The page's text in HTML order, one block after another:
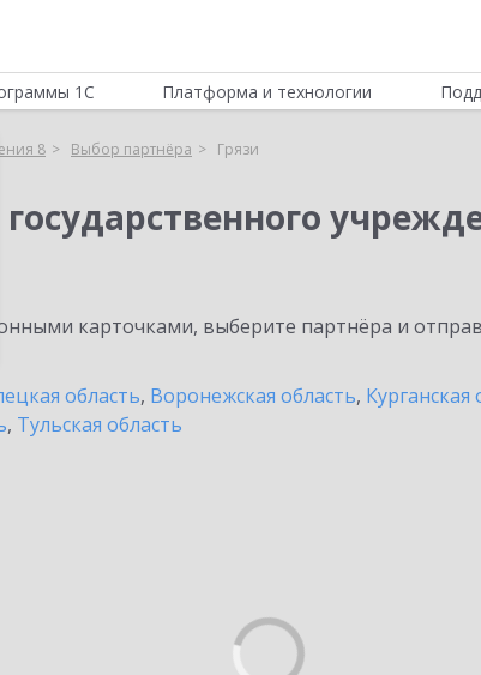
1С Платформа и технологии
8 Выбор партнёра Грязи
карточками, выберите партнёра и
область, Воронежская область, Курганская
, Тульская область